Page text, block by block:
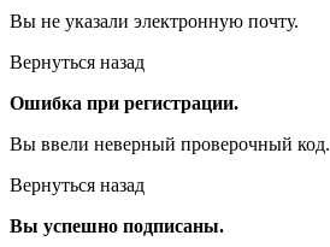
Вы не указали электронную почту.
Вернуться назад
Ошибка при регистрации.
Вы ввели неверный проверочный код.
Вернуться назад
Вы успешно подписаны.